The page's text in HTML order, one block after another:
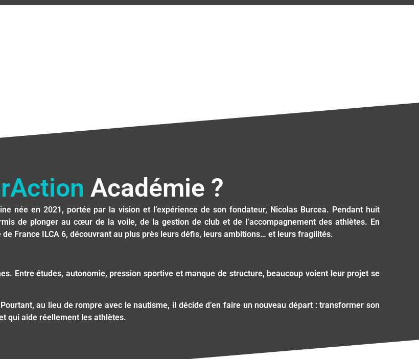
Académie ?
née en 2021, portée par la vision et l’expérience de son fondateur, Nicolas Burcea. Pendant huit
de plonger au cœur de la voile, de la gestion de club et de l’accompagnement des athlètes. En
France ILCA 6, découvrant au plus près leurs défis, leurs ambitions… et leurs fragilités.
Entre études, autonomie, pression sportive et manque de structure, beaucoup voient leur projet se
au lieu de rompre avec le nautisme, il décide d’en faire un nouveau départ : transformer son
qui aide réellement les athlètes.